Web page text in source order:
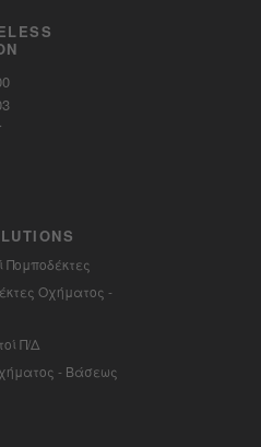
Πομποδέκτες
Οχήματος -
Π/Δ
- Βάσεως